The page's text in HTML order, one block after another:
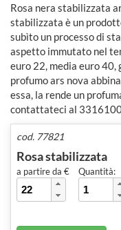
Rosa nera stabilizzata
stabilizzata è un
subìto un processo di
aspetto immutato nel
euro 22, media euro
profumo ars nova
essa, la rende un
contattateci al
cod. 77821
Rosa stabilizzata
a partire da € Quantità: